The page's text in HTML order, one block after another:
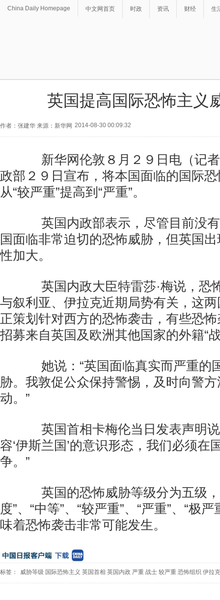
China Daily Homepage 中文网首页 时政 资讯 财经 生
英国提高国际恐怖主义
作者：张建华 来源：新华网 2014-08-30 00:09:32
新华网伦敦８月２９日电（记者
政部２９日宣布，将本国面临的国际
从“较严重”提高到“严重”。
英国内政部表示，尽管目前没有
国面临非常迫切的恐怖威胁，但英国
性加大。
英国内政大臣特雷莎·梅说，恐
与叙利亚、伊拉克近期局势有关，这
正策划针对西方的恐怖袭击，有些恐
招募来自英国及欧洲其他国家的外籍“
她说：“英国面临真实而严重的
胁。我敦促公众保持警惕，及时向警
动。”
英国首相卡梅伦当日发表声明说
容‘伊斯兰国’的意识形态，我们必须在
争。”
英国的恐怖威胁等级分为五级，
度”、“中等”、“较严重”、“严重”、“极
味着恐怖袭击非常可能发生。
标签： 威胁等级 国际恐怖主义 英国首相 英国内政 严重 战士 较严重 恐怖组织 伊拉克